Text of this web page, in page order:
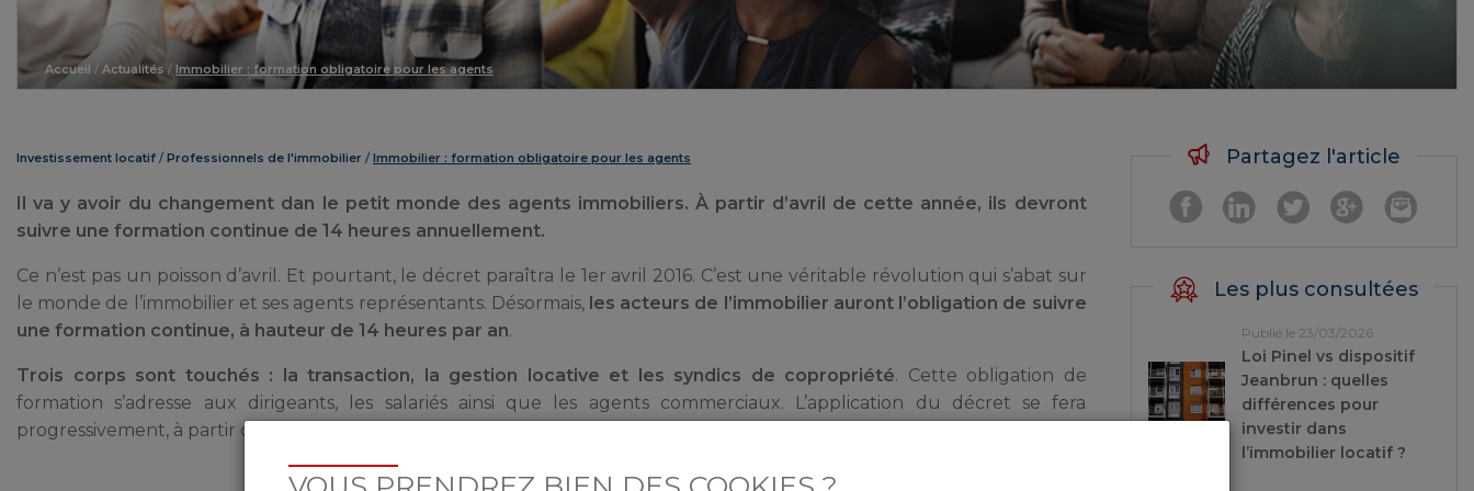
Accueil / Actualités/ Immobilier : formation obligatoire pour les agents
Investissement locatif Professionnels de l'immobilier Immobilier : formation obligatoire pour les agents
Il va y avoir du changement dan le petit monde des agents immobiliers. À partir d’avril de cette année, ils devront
suivre une formation continue de 14 heures annuellement.
Ce n’est pas un poisson d’avril. Et pourtant, le décret paraîtra le 1er avril 2016. C’est une véritable révolution qui s’abat sur
le monde de l’immobilier et ses agents représentants. Désormais,les acteurs de l’immobilier auront l’obligation de suivre
une formation continue, à hauteur de 14 heures par an.
Trois corps sont touchés : la transaction, la gestion locative et les syndics de copropriété. Cette obligation de
formation s’adresse aux dirigeants, les salariés ainsi que les agents commerciaux. L’application du décret se fera
progressivement, à partir du 1er avril, selon les dates de renouvellement des cartes professionnelles.
Partagez l'article
Les plus consultées
Publié le 23/03/2026
Loi Pinel vs dispositif
Jeanbrun : quelles
différences pour
investir dans
l’immobilier locatif ?